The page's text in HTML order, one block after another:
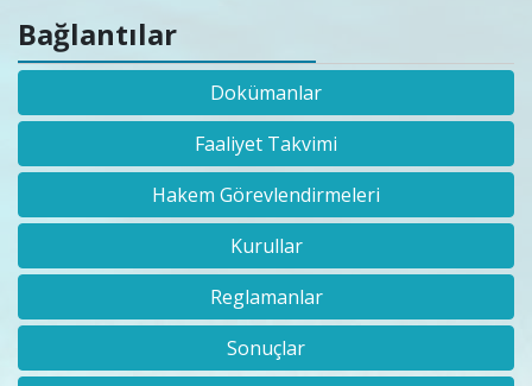
Bağlantılar
Dokümanlar
Faaliyet Takvimi
Hakem Görevlendirmeleri
Kurullar
Reglamanlar
Sonuçlar